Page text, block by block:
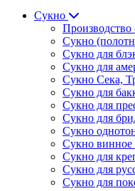
Сукно
Производство
Сукно
Сукно для
Сукно для
Сукно Сека,
Сукно для
Сукно для
Сукно для
Сукно
Сукно винное
Сукно для
Сукно для
Сукно для